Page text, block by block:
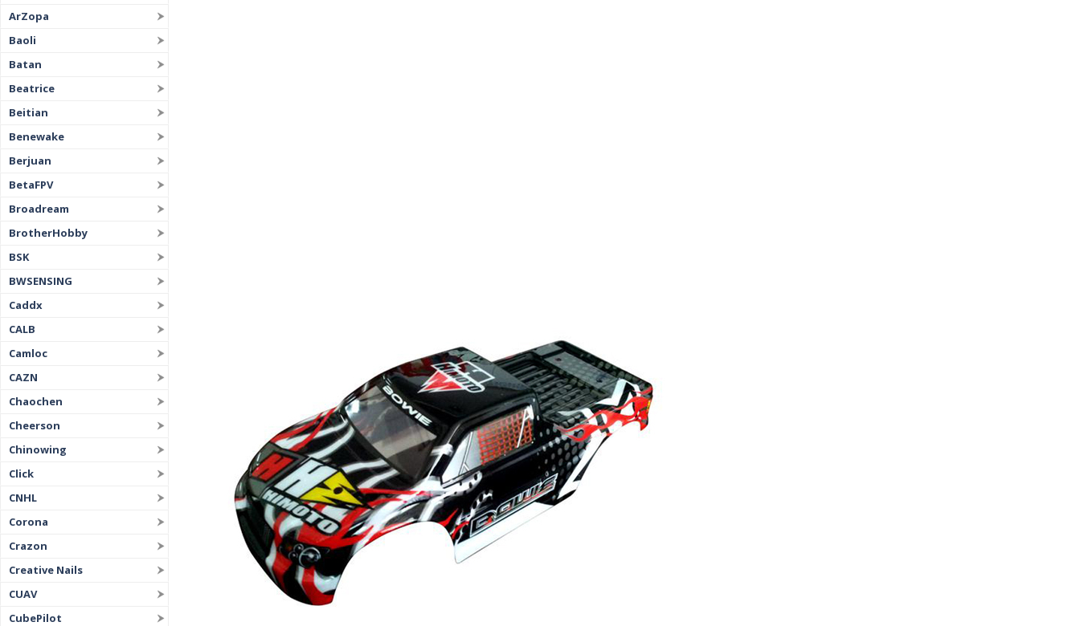
ArZopa
Baoli
Batan
Beatrice
Beitian
Benewake
Berjuan
BetaFPV
Broadream
BrotherHobby
BSK
BWSENSING
Caddx
CALB
Camloc
CAZN
Chaochen
Cheerson
Chinowing
Click
CNHL
Corona
Crazon
Creative Nails
CUAV
CubePilot